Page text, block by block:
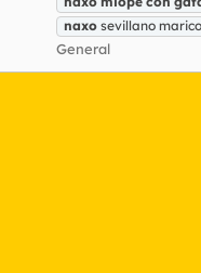
naxo sevillano
General